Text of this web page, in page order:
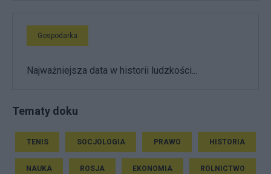
Gospodarka
Najważniejsza data w historii ludzkości...
Tematy doku
TENIS SOCJOLOGIA PRAWO HISTORIA
NAUKA ROSJA EKONOMIA ROLNICTWO